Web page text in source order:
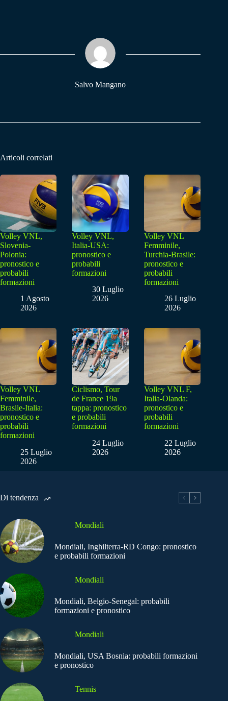
pp m
Salvo Mangano
Articoli correlati
Volley VNL,
Slovenia-
Polonia:
pronostico e
probabili
formazioni
1 Agosto
2026
Volley VNL,
Italia-USA:
pronostico e
probabili
formazioni
30 Luglio
2026
Volley VNL
Femminile,
Turchia-Brasile:
pronostico e
probabili
formazioni
26 Luglio
2026
Volley VNL
Femminile,
Brasile-Italia:
pronostico e
probabili
formazioni
25 Luglio
2026
Ciclismo, Tour
de France 19a
tappa: pronostico
e probabili
formazioni
24 Luglio
2026
Volley VNL F,
Italia-Olanda:
pronostico e
probabili
formazioni
22 Luglio
2026
Di tendenza
Mondiali
Mondiali, Inghilterra-RD Congo: pronostico
e probabili formazioni
Mondiali
Mondiali, Belgio-Senegal: probabili
formazioni e pronostico
Mondiali
Mondiali, USA Bosnia: probabili formazioni
e pronostico
Tennis